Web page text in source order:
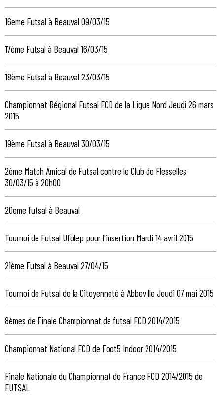
16eme Futsal à Beauval 09/03/15
17ème Futsal à Beauval 16/03/15
18ème Futsal à Beauval 23/03/15
Championnat Régional Futsal FCD de la Ligue Nord Jeudi 26 mars
2015
19ème Futsal à Beauval 30/03/15
2ème Match Amical de Futsal contre le Club de Flesselles
30/03/15 à 20h00
20eme futsal à Beauval
Tournoi de Futsal Ufolep pour l'insertion Mardi 14 avril 2015
21ème Futsal à Beauval 27/04/15
Tournoi de Futsal de la Citoyenneté à Abbeville Jeudi 07 mai 2015
8èmes de Finale Championnat de futsal FCD 2014/2015
Championnat National FCD de Foot5 Indoor 2014/2015
Finale Nationale du Championnat de France FCD 2014/2015 de
FUTSAL